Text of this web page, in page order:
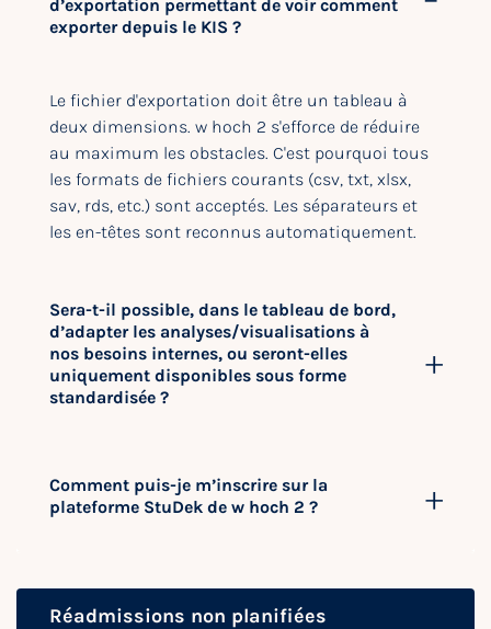
d’exportation permettant de voir comment
exporter depuis le KIS ?
Le fichier d'exportation doit être un tableau à
deux dimensions. w hoch 2 s'efforce de réduire
au maximum les obstacles. C'est pourquoi tous
les formats de fichiers courants (csv, txt, xlsx,
sav, rds, etc.) sont acceptés. Les séparateurs et
les en-têtes sont reconnus automatiquement.
Sera-t-il possible, dans le tableau de bord,
d’adapter les analyses/visualisations à
nos besoins internes, ou seront-elles
uniquement disponibles sous forme
standardisée ?
Comment puis-je m’inscrire sur la
plateforme StuDek de w hoch 2 ?
Réadmissions non planifiées